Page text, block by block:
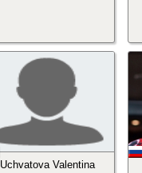
Uchvatova Valentina